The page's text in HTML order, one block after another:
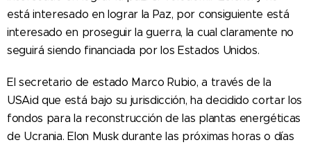
está interesado en lograr la Paz, por consiguiente está
interesado en proseguir la guerra, la cual claramente no
seguirá siendo financiada por los Estados Unidos.
El secretario de estado Marco Rubio, a través de la
USAid que está bajo su jurisdicción, ha decidido cortar los
fondos para la reconstrucción de las plantas energéticas
de Ucrania. Elon Musk durante las próximas horas o días